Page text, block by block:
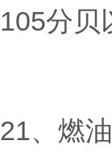
105分贝
21、燃